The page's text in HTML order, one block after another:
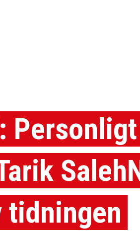
Personligt
tidningen